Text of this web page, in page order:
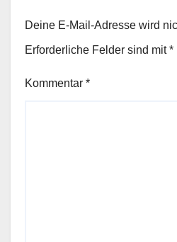
Deine E-Mail-Adresse wird
Erforderliche Felder sind mit*
Kommentar *